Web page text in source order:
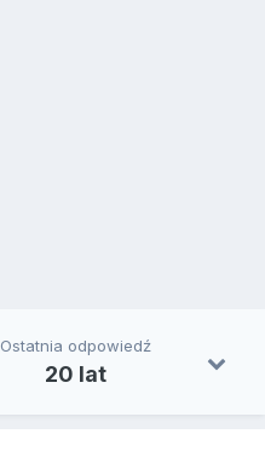
Ostatnia odpowiedź
20 lat